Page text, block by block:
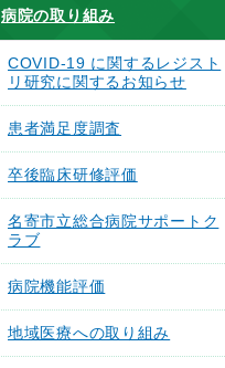
病院の取り組み
COVID-19 に関するレジスト
リ研究に関するお知らせ
患者満足度調査
卒後臨床研修評価
名寄市立総合病院サポートク
ラブ
病院機能評価
地域医療への取り組み